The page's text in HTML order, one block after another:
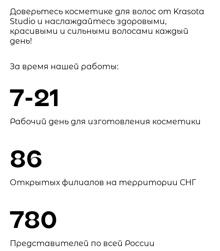
Доверьтесь косметике для волос от Krasota
Studio и наслаждайтесь здоровыми,
красивыми и сильными волосами каждый
день!
За время нашей работы:
7-21
Рабочий день для изготовления косметики
86
Открытых филиалов на территории СНГ
780
Представителей по всей России